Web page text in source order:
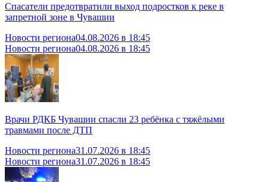
Спасатели предотвратили выход подростков к реке в
запретной зоне в Чувашии
Новости региона04.08.2026 в 18:45
Новости региона04.08.2026 в 18:45
Врачи РДКБ Чувашии спасли 23 ребёнка с тяжёлыми
травмами после ДТП
Новости региона31.07.2026 в 18:45
Новости региона31.07.2026 в 18:45